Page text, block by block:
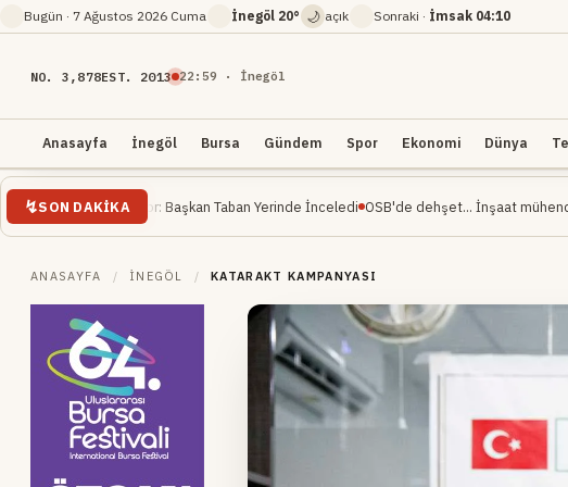
Bugün · 7 Ağustos 2026 Cuma İnegöl 20° 🌙 açık Sonraki · İmsak 04:10
NO. 3,878EST. 2013 22 :59 · İnegöl
Anasayfa İnegöl Bursa Gündem Spor Ekonomi Dünya
SON DAKIKA
Ediyor: Başkan Taban Yerinde İnceledi OSB'de dehşet... İnşaat mühendisi ağır
ANASAYFA / İNEGÖL / KATARAKT KAMPANYASI